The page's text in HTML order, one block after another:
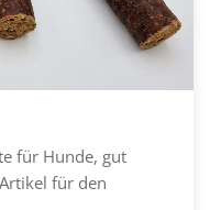
für Hunde, gut
für den